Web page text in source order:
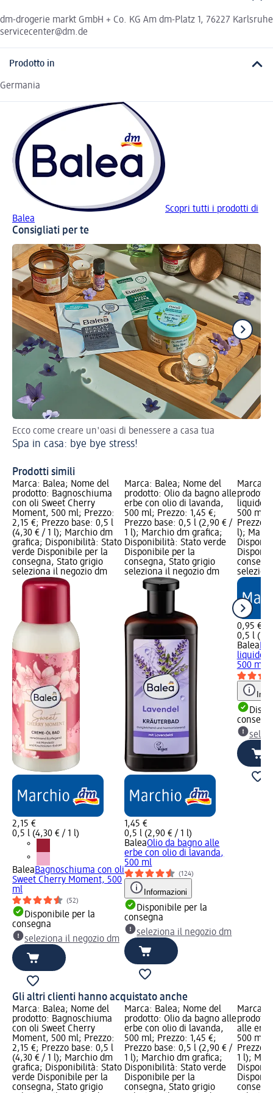
dm-drogerie markt GmbH + Co. KG Am dm-Platz 1, 76227 Karlsruhe
servicecenter@dm.de
Prodotto in
Germania
Scopri tutti i prodotti di
Balea
Consigliati per te
Ecco come creare un'oasi di benessere a casa tua
Spa in casa: bye bye stress!
Prodotti simili
Marca: Balea; Nome del
prodotto: Bagnoschiuma
con oli Sweet Cherry
Moment, 500 ml; Prezzo:
2,15 €; Prezzo base: 0,5 l
(4,30 € / 1 l); Marchio dm
grafica; Disponibilità: Stato
verde Disponibile per la
consegna, Stato grigio
seleziona il negozio dm
2,15 €
0,5 l (4,30 € / 1 l)
BaleaBagnoschiuma con oli
Sweet Cherry Moment, 500
ml
(52)
Disponibile per la
consegna
seleziona il negozio dm
Marca: Balea; Nome del
prodotto: Olio da bagno alle
erbe con olio di lavanda,
500 ml; Prezzo: 1,45 €;
Prezzo base: 0,5 l (2,90 € /
1 l); Marchio dm grafica;
Disponibilità: Stato verde
Disponibile per la
consegna, Stato grigio
seleziona il negozio dm
1,45 €
0,5 l (2,90 € / 1 l)
BaleaOlio da bagno alle
erbe con olio di lavanda,
500 ml
(124)
Informazioni
Disponibile per la
consegna
seleziona il negozio dm
Marca:
liquido
500 ml;
Prezzo
l);
0,95 €
0,5 l
Balea
liquido
500 ml
Gli altri clienti hanno acquistato anche
Marca: Balea; Nome del
prodotto: Bagnoschiuma
con oli Sweet Cherry
Moment, 500 ml; Prezzo:
2,15 €; Prezzo base: 0,5 l
(4,30 € / 1 l); Marchio dm
grafica; Disponibilità: Stato
verde Disponibile per la
consegna, Stato grigio
Marca: Balea; Nome del
prodotto: Olio da bagno alle
erbe con olio di lavanda,
500 ml; Prezzo: 1,45 €;
Prezzo base: 0,5 l (2,90 € /
1 l); Marchio dm grafica;
Disponibilità: Stato verde
Disponibile per la
consegna, Stato grigio
Marca:
alle
500 ml;
Prezzo
1 l);